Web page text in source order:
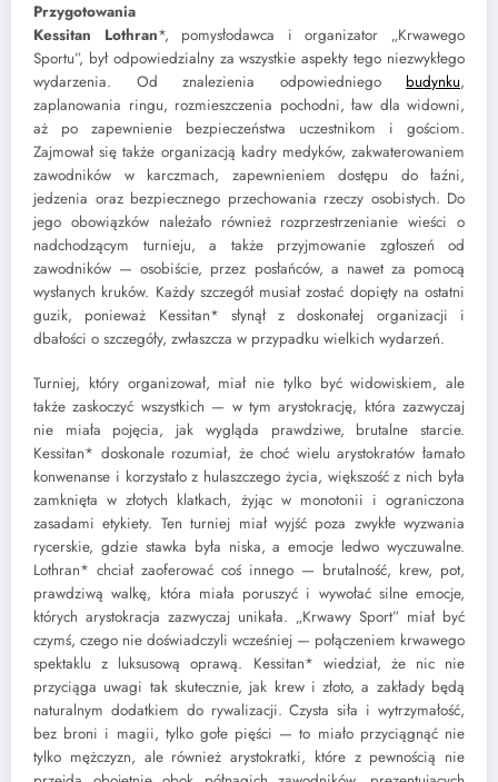
Przygotowania
Kessitan Lothran*, pomysłodawca i organizator „Krwawego
Sportu”, był odpowiedzialny za wszystkie aspekty tego niezwykłego
wydarzenia. Od znalezienia odpowiedniego budynku,
zaplanowania ringu, rozmieszczenia pochodni, ław dla widowni,
aż po zapewnienie bezpieczeństwa uczestnikom i gościom.
Zajmował się także organizacją kadry medyków, zakwaterowaniem
zawodników w karczmach, zapewnieniem dostępu do łaźni,
jedzenia oraz bezpiecznego przechowania rzeczy osobistych. Do
jego obowiązków należało również rozprzestrzenianie wieści o
nadchodzącym turnieju, a także przyjmowanie zgłoszeń od
zawodników — osobiście, przez posłańców, a nawet za pomocą
wysłanych kruków. Każdy szczegół musiał zostać dopięty na ostatni
guzik, ponieważ Kessitan* słynął z doskonałej organizacji i
dbałości o szczegóły, zwłaszcza w przypadku wielkich wydarzeń.
Turniej, który organizował, miał nie tylko być widowiskiem, ale
także zaskoczyć wszystkich — w tym arystokrację, która zazwyczaj
nie miała pojęcia, jak wygląda prawdziwe, brutalne starcie.
Kessitan* doskonale rozumiał, że choć wielu arystokratów łamało
konwenanse i korzystało z hulaszczego życia, większość z nich była
zamknięta w złotych klatkach, żyjąc w monotonii i ograniczona
zasadami etykiety. Ten turniej miał wyjść poza zwykłe wyzwania
rycerskie, gdzie stawka była niska, a emocje ledwo wyczuwalne.
Lothran* chciał zaoferować coś innego — brutalność, krew, pot,
prawdziwą walkę, która miała poruszyć i wywołać silne emocje,
których arystokracja zazwyczaj unikała. „Krwawy Sport” miał być
czymś, czego nie doświadczyli wcześniej — połączeniem krwawego
spektaklu z luksusową oprawą. Kessitan* wiedział, że nic nie
przyciąga uwagi tak skutecznie, jak krew i złoto, a zakłady będą
naturalnym dodatkiem do rywalizacji. Czysta siła i wytrzymałość,
bez broni i magii, tylko gołe pięści — to miało przyciągnąć nie
tylko mężczyzn, ale również arystokratki, które z pewnością nie